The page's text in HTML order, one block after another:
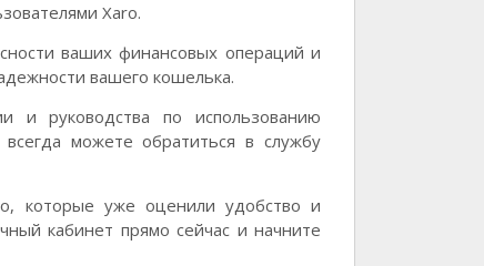
Xaro.
ваших финансовых операций и
вашего кошелька.
и руководства по использованию
можете обратиться в службу
которые уже оценили удобство и
кабинет прямо сейчас и начните